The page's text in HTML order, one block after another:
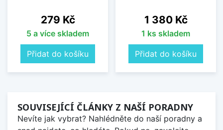
Cena
279 Kč
5 a více skladem
Přidat do košíku
Cena
1 380 Kč
1 ks skladem
Přidat do košíku
SOUVISEJÍCÍ ČLÁNKY Z NAŠÍ PORADNY
Nevíte jak vybrat? Nahlédněte do naší poradny a